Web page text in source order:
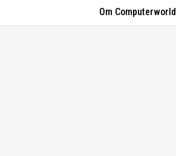
Om Computerworld